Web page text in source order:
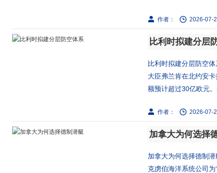
作者： 2026-07-
比利时拟建分层
比利时拟建分层防空
大臣弗兰肯在北约安
额预计超过30亿欧元
作者： 2026-07-
加拿大为何选择
加拿大为何选择德制
克虏伯海洋系统公司